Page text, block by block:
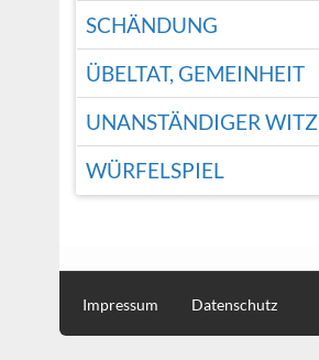
SCHÄNDUNG
ÜBELTAT, GEMEINHEIT
UNANSTÄNDIGER WITZ
WÜRFELSPIEL
Impressum Datenschutz